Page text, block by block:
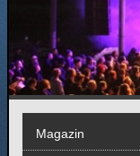
Magazin